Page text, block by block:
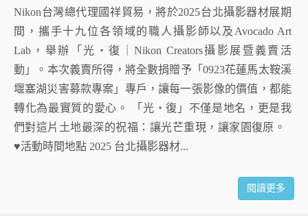
Nikon台灣總代理國祥貿易，將於2025台北攝影器材展期
間，攜手十九位各領域的職人攝影師以及Avocado Art
Lab，舉辦「光・復｜Nikon Creators攝影展暨義賣活
動」。本次義賣所得，將全數捐贈予「0923花蓮馬太鞍溪
堰塞湖災害募款專案」專戶，讓每一張影像的價值，都能
轉化為最實質的愛心。 「光・復」不僅是地名，更是我
們對這片土地最深的祝福：讓光芒重現，讓家園復原。
♥︎活動時間地點 2025 台北攝影器材...
閱讀更多